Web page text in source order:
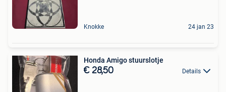
Knokke 24 jan 23
Honda Amigo stuurslotje
€ 28,50 Details